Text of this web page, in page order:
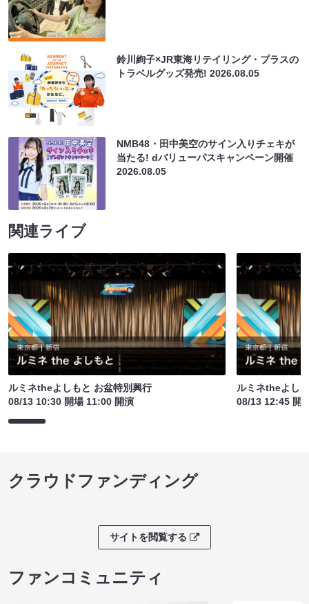
鈴川絢子×JR東海リテイリング・プラスの
トラベルグッズ発売!2026.08.05
NMB48・田中美空のサイン入りチェキが
当たる! dバリューパスキャンペーン開催
2026.08.05
関連ライブ
ルミネtheよしもと お盆特別興行
08/13 10:30 開場 11:00 開演
ルミネtheよし
08/13 12:45 開
クラウドファンディング
サイトを閲覧する
ファンコミュニティ